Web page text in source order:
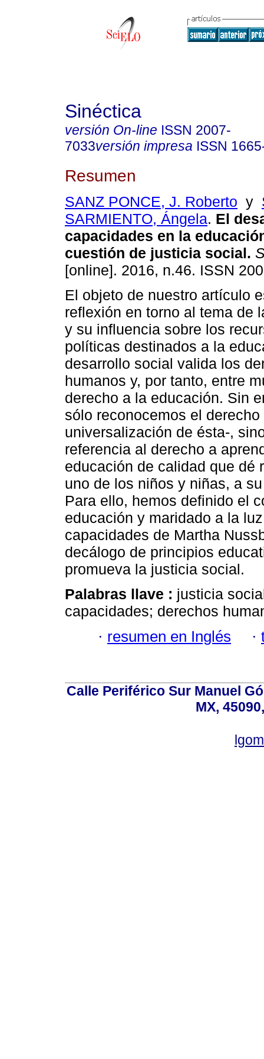
Sinéctica
versión On-line ISSN 2007-
7033versión impresa ISSN
Resumen
SANZ PONCE, J. Roberto y
SARMIENTO, Ángela. El
capacidades en la
cuestión de justicia social.
[online]. 2016, n.46. ISSN
El objeto de nuestro artículo
reflexión en torno al tema de
y su influencia sobre los
políticas destinados a la
desarrollo social valida los
humanos y, por tanto, entre
derecho a la educación. Sin
sólo reconocemos el
universalización de ésta-,
referencia al derecho a
educación de calidad que dé
uno de los niños y niñas, a
Para ello, hemos definido el
educación y maridado a la
capacidades de Martha
decálogo de principios
promueva la justicia social.
Palabras llave : justicia
capacidades; derechos
· resumen en Inglés ·
Calle Periférico Sur Manuel
MX,